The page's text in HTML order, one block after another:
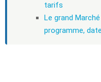
tarifs
Le grand
programme,